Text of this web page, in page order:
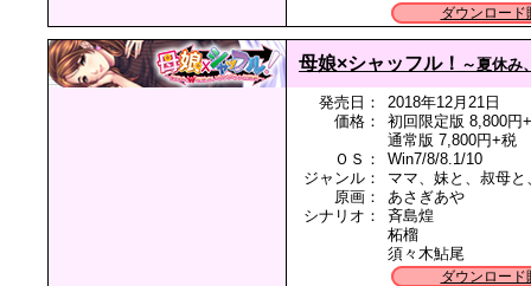
ダウンロード
母娘×シャッフル！ ～夏休み
発売日：
2018年12月21日
価格：
初回限定版 8,800円
通常版 7,800円+税
ＯＳ：
Win7/8/8.1/10
ジャンル：
ママ、妹と、叔母
原画：
あさぎあや
シナリオ：
斉島煌
柘榴
須々木鮎尾
ダウンロード